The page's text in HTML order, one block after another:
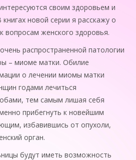
своим здоровьем и
новой серии я расскажу о
вопросам женского здоровья.
распространенной патологии
– миоме матки. Обилие
о лечении миомы матки
годами лечиться
тем самым лишая себя
прибегнуть к новейшим
избавившись от опухоли,
орган.
будут иметь возможность